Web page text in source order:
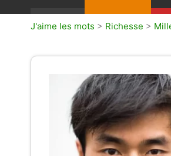
J'aime les mots > Richesse >